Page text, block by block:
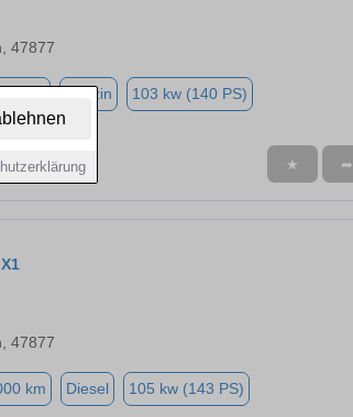
47877
Benzin 103 kw (140 PS)
★ ➦
47877
km Diesel 105 kw (143 PS)